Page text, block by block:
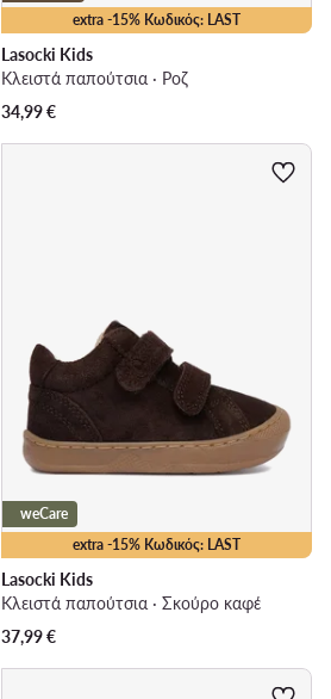
extra -15% Κωδικός: LAST
Lasocki Kids
Κλειστά παπούτσια · Ροζ
34,99€
extra -15% Κωδικός: LAST
weCare
Lasocki Kids
Κλειστά παπούτσια · Σκούρο καφέ
37,99€